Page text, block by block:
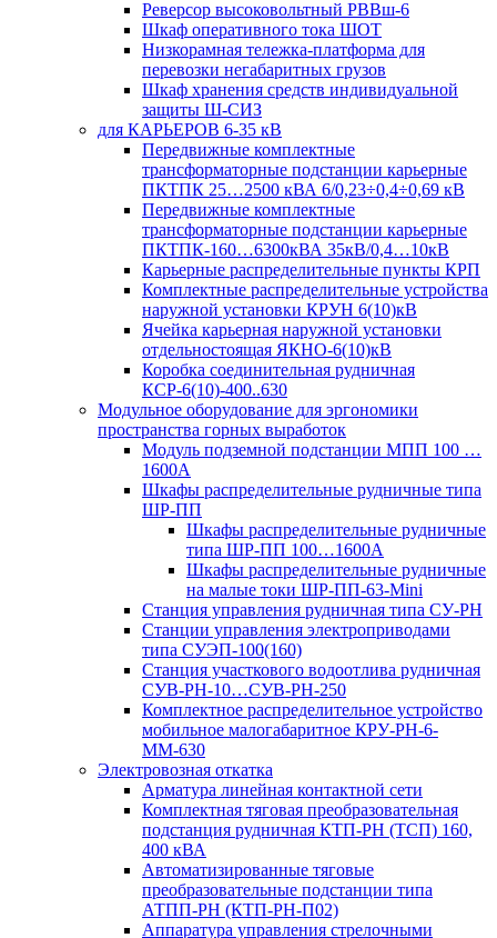
Реверсор высоковольтный РВВш-6
Шкаф оперативного тока ШОТ
Низкорамная тележка-платформа для
перевозки негабаритных грузов
Шкаф хранения средств индивидуальной
защиты Ш-СИЗ
для КАРЬЕРОВ 6-35 кВ
Передвижные комплектные
трансформаторные подстанции карьерные
ПКТПК 25…2500 кВА 6/0,23÷0,4÷0,69 кВ
Передвижные комплектные
трансформаторные подстанции карьерные
ПКТПК-160…6300кВА 35кВ/0,4…10кВ
Карьерные распределительные пункты КРП
Комплектные распределительные устройства
наружной установки КРУН 6(10)кВ
Ячейка карьерная наружной установки
отдельностоящая ЯКНО-6(10)кВ
Коробка соединительная рудничная
КСР-6(10)-400..630
Модульное оборудование для эргономики
пространства горных выработок
Модуль подземной подстанции МПП 100 …
1600А
Шкафы распределительные рудничные типа
ШР-ПП
Шкафы распределительные рудничные
типа ШР-ПП 100…1600А
Шкафы распределительные рудничные
на малые токи ШР-ПП-63-Mini
Станция управления рудничная типа СУ-РН
Станции управления электроприводами
типа СУЭП-100(160)
Станция участкового водоотлива рудничная
СУВ-РН-10…СУВ-РН-250
Комплектное распределительное устройство
мобильное малогабаритное КРУ-РН-6-
ММ-630
Электровозная откатка
Арматура линейная контактной сети
Комплектная тяговая преобразовательная
подстанция рудничная КТП-РН (ТСП) 160,
400 кВА
Автоматизированные тяговые
преобразовательные подстанции типа
АТПП-РН (КТП-РН-П02)
Аппаратура управления стрелочными